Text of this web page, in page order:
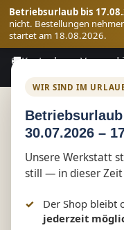
Zum Hauptinhalt
Betriebsurlaub bis
nicht. Bestellungen
startet am 18.08.2026.
WIR SIND IM
Betriebsurlaub
30.07.2026 –
Unsere Werkstatt
still — in dieser
Der Shop bleibt
jederzeit
🚚Kostenloser
Bestellwert
Shop Funwear
Shirt by